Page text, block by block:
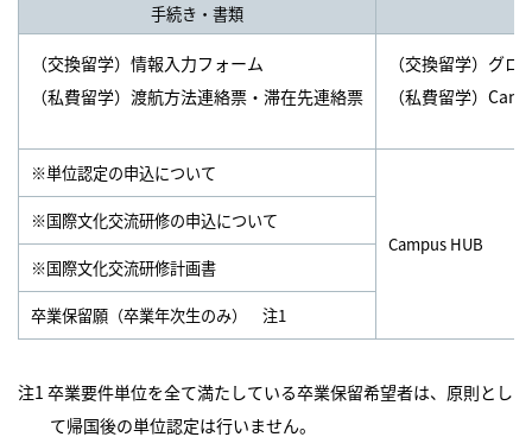
手続き・書類
（交換留学）情報入力フォーム
（私費留学）渡航方法連絡票・滞在先連絡票
（交換留学）グ
（私費留学）
※単位認定の申込について
Campus HUB
※国際文化交流研修の申込について
※国際文化交流研修計画書
卒業保留願（卒業年次生のみ） 注1
注1 卒業要件単位を全て満たしている卒業保留希望者は、原則とし
て帰国後の単位認定は行いません。